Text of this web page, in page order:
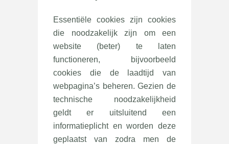
Essentiële cookies zijn cookies
die noodzakelijk zijn om een
website (beter) te laten
functioneren, bijvoorbeeld
cookies die de laadtijd van
webpagina’s beheren. Gezien de
technische noodzakelijkheid
geldt er uitsluitend een
informatieplicht en worden deze
geplaatst van zodra men de